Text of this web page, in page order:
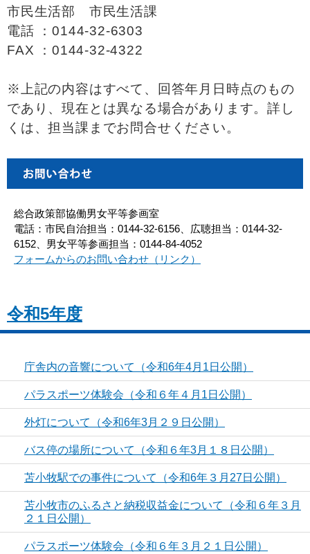
市民生活部 市民生活課
電話 ：0144-32-6303
FAX ：0144-32-4322
※上記の内容はすべて、回答年月日時点のもの
であり、現在とは異なる場合があります。詳し
くは、担当課までお問合せください。
総合政策部協働男女平等参画室
電話：市民自治担当：0144-32-6156、広聴担当：0144-32-
6152、男女平等参画担当：0144-84-4052
フォームからのお問い合わせ（リンク）
令和5年度
庁舎内の音響について（令和6年4月1日公開）
パラスポーツ体験会（令和６年４月1日公開）
外灯について（令和6年3月２９日公開）
バス停の場所について（令和６年3月１８日公開）
苫小牧駅での事件について（令和6年３月27日公開）
苫小牧市のふるさと納税収益金について（令和６年３月
２１日公開）
パラスポーツ体験会（令和６年３月２１日公開）